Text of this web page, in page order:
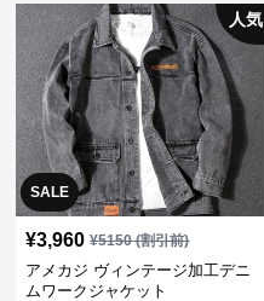
SALE
人気
¥3,960 ¥5150(割引前)
アメカジ ヴィンテージ加工デニ
ムワークジャケット